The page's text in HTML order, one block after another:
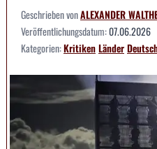
Geschrieben vonALEXANDER
Veröffentlichungsdatum:07.06.2026
Kategorien:KritikenLänder